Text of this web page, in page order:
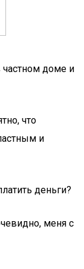
доме и
что
и
деньги?
меня с